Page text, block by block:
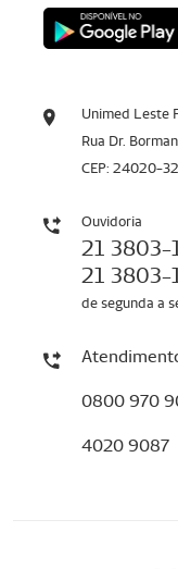
Unimed Leste
Rua Dr.
CEP: 24020-
Ouvidoria
21 3803-
21 3803-
de segunda a
0800 970
4020 9087